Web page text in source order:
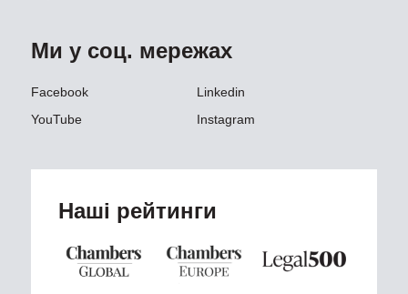
Ми у соц. мережах
Facebook
Linkedin
YouTube
Instagram
Наші рейтинги